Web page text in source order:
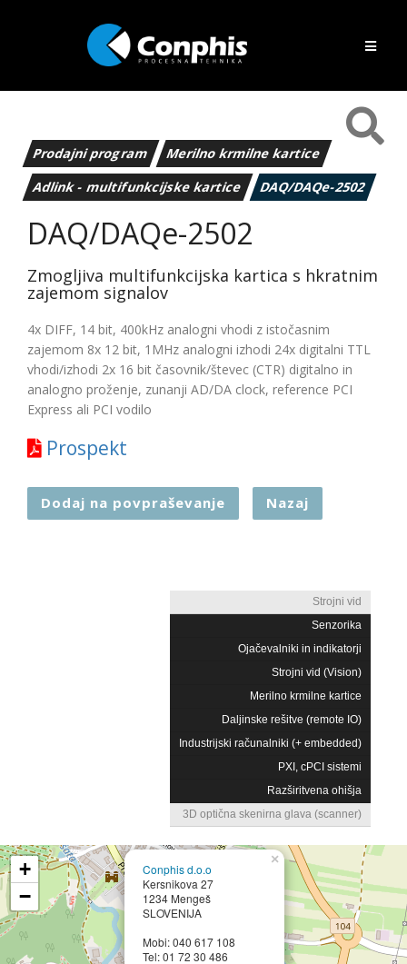
Prodajni program
Merilno krmilne kartice
Adlink - multifunkcijske kartice
DAQ/DAQe-2502
DAQ/DAQe-2502
Zmogljiva multifunkcijska kartica s hkratnim
zajemom signalov
4x DIFF, 14 bit, 400kHz analogni vhodi z istočasnim
zajemom 8x 12 bit, 1MHz analogni izhodi 24x digitalni TTL
vhodi/izhodi 2x 16 bit časovnik/števec (CTR) digitalno in
analogno proženje, zunanji AD/DA clock, reference PCI
Express ali PCI vodilo
Prospekt
Dodaj na povpraševanje Nazaj
Strojni vid
Senzorika
Ojačevalniki in indikatorji
Strojni vid (Vision)
Merilno krmilne kartice
Daljinske rešitve (remote IO)
Industrijski računalniki (+ embedded)
PXI, cPCI sistemi
Razširitvena ohišja
3D optična skenirna glava (scanner)
Conphis d.o.o
Kersnikova 27
1234 Mengeš
SLOVENIJA
Mobi: 040 617 108
Tel: 01 72 30 486
×
+
−